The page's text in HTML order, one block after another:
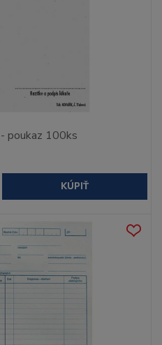
poukaz 100ks
KÚPIŤ